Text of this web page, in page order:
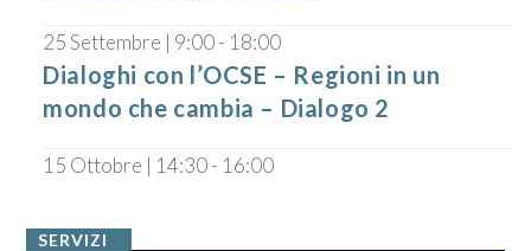
25 Settembre | 9:00- 18:00
Dialoghi con l’OCSE – Regioni in un
mondo che cambia – Dialogo 2
15 Ottobre | 14:30- 16:00
SERVIZI